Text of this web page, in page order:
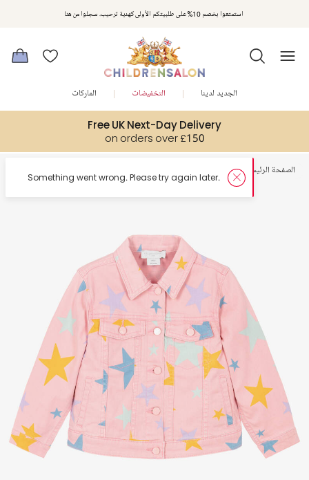
استمتعوا بخصم 10% على طلبيتكم الأولى كهدية ترحيب. سجلوا من هنا
Free UK Next-Day Delivery
on orders over £150
الجديد لدينا التخفيضات الماركات
الصفحة الرئيسية